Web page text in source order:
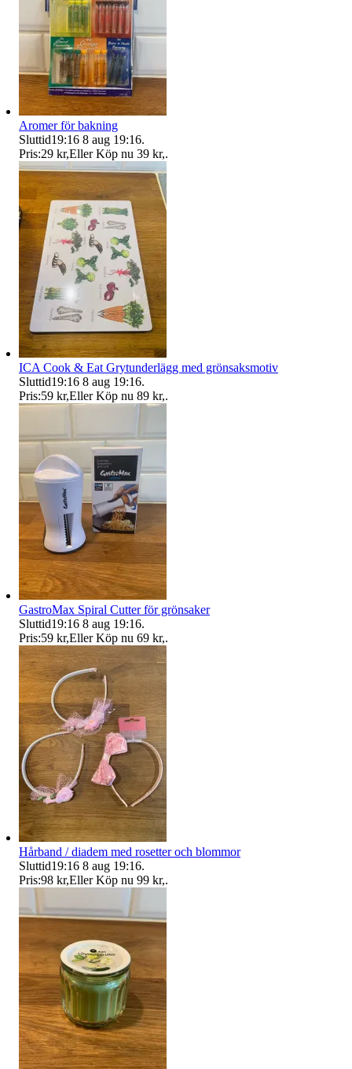
Aromer för bakning
Sluttid19:16 8 aug 19:16.
Pris:29 kr,Eller Köp nu 39 kr,.
ICA Cook & Eat Grytunderlägg med grönsaksmotiv
Sluttid19:16 8 aug 19:16.
Pris:59 kr,Eller Köp nu 89 kr,.
GastroMax Spiral Cutter för grönsaker
Sluttid19:16 8 aug 19:16.
Pris:59 kr,Eller Köp nu 69 kr,.
Hårband / diadem med rosetter och blommor
Sluttid19:16 8 aug 19:16.
Pris:98 kr,Eller Köp nu 99 kr,.